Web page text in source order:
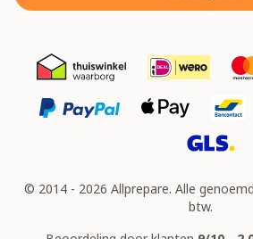
© 2014 - 2026 Allprepare. Alle
btw.